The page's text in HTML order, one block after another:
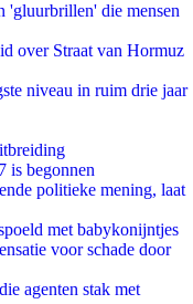
die mensen
over Straat van Hormuz
niveau in ruim drie jaar
is begonnen
politieke mening, laat
met babykonijntjes
voor schade door
agenten stak met